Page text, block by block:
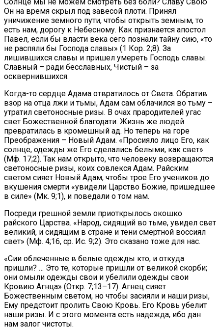
Он на время скрыл под завесой плоти. Принял
уничижение земного пути, чтобы открыть земным, то
есть нам, дорогу к Небесному. Как признается апостол
Павел, если бы власти века сего познали тайну сию, «то
не распяли бы Господа славы» (1 Кор. 2;8). За
лишившихся славы и пришел умереть Господь славы.
Славный – ради бесславных, Чистый – за
осквернившихся.
Когда-то сердце Адама отвратилось от Света. Обратив
взор на отца лжи и тьмы, Адам сам облачился во тьму –
утратил светоносные ризы. В очах прародителей угас
свет Божественной благодати. Жизнь же людей
превратилась в кромешный ад. Но теперь на горе
Преображения – Новый Адам. «Просияло лицо Его, как
солнце, одежды же Его сделались белыми, как свет»
(Мф. 17;2). Так нам открыто, что человеку возвращаются
светоносные ризы, коих совлекся Адам. Райским
светом сияет Новый Адам, чтобы трое Его учеников до
вкушения смерти «увидели Царство Божие, пришедшее
в силе» (Мк. 9;1), и поведали о том нам.
Посреди грешной земли приоткрылось окошко
райского Царства. «Народ, сидящий во тьме, увидел свет
великий, и сидящим в стране и тени смертной воссиял
свет» (Мф. 4;16, ср. Ис. 9;2). Это сказано тоже для нас.
«Сии облеченные в белые одежды кто, и откуда
пришли? … Это те, которые пришли от великой скорби;
они омыли одежды свои и убелили одежды свои
Кровию Агнца» (Откр. 7;13–17). Агнец сияет
Божественным светом, но чтобы засияли и наши ризы,
Ему предстоит пролить Свою Кровь. Его Кровь убелит
наши ризы. И с этого момента есть надежда, ибо дан
нам залог чистоты.